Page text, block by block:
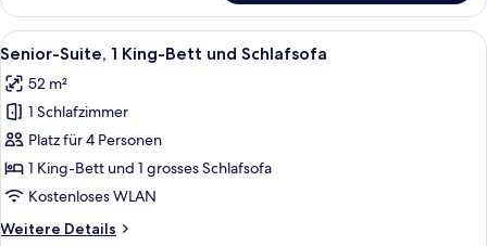
Suite,
1 King-
Bett
Schlafsofa
Alle
Fotos
für
Senior-
Suite,
1 King-
Bett
Ein Hotelzimmer mit einer Couch,
8
Senior-Suite, 1 King-Bett und Schlafsofa
52 m²
1 Schlafzimmer
Platz für 4 Personen
1 King-Bett und 1 grosses Schlafsofa
Kostenloses WLAN
Weitere Details
Weitere